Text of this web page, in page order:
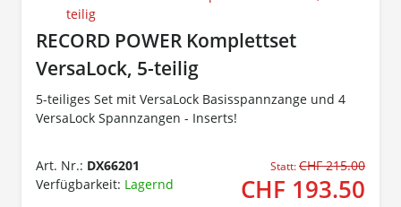
RECORD POWER Komplettset
VersaLock, 5-teilig
5-teiliges Set mit VersaLock Basisspannzange und 4
VersaLock Spannzangen - Inserts!
Art. Nr.: DX66201
Verfügbarkeit: Lagernd
Statt:CHF 215.00
CHF 193.50